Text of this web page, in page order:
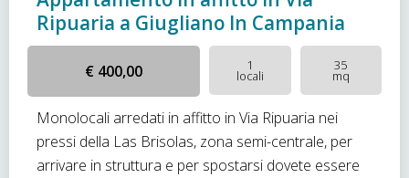
Ripuaria a Giugliano In Campania
€ 400,00 1
locali
35
mq
Monolocali arredati in affitto in Via Ripuaria nei
pressi della Las Brisolas, zona semi-centrale, per
arrivare in struttura e per spostarsi dovete essere